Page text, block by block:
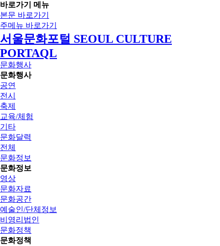
바로가기 메뉴
본문 바로가기
주메뉴 바로가기
서울문화포털 SEOUL CULTURE
PORTAQL
문화행사
문화행사
공연
전시
축제
교육/체험
기타
문화달력
전체
문화정보
문화정보
영상
문화자료
문화공간
예술인/단체정보
비영리법인
문화정책
문화정책